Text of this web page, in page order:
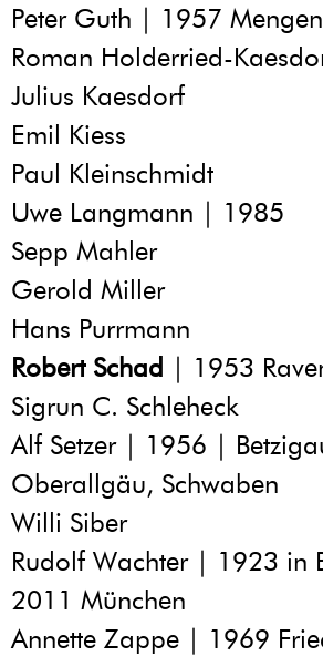
Peter Guth | 1957
Roman Holderried-
Julius Kaesdorf
Emil Kiess
Paul Kleinschmidt
Uwe Langmann | 1985
Sepp Mahler
Gerold Miller
Hans Purrmann
Robert Schad | 1953
Sigrun C. Schleheck
Alf Setzer | 1956 |
Oberallgäu, Schwaben
Willi Siber
Rudolf Wachter | 1923 in
2011 München
Annette Zappe | 1969